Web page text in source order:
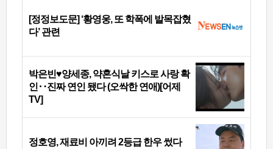
[정정보도문] ‘황영웅, 또 학폭에 발목잡혔
다’ 관련
박은빈♥양세종, 약혼식날 키스로 사랑 확
인‥진짜 연인 됐다 (오싹한 연애)[어제
TV]
정호영, 재료비 아끼려 2등급 한우 썼다